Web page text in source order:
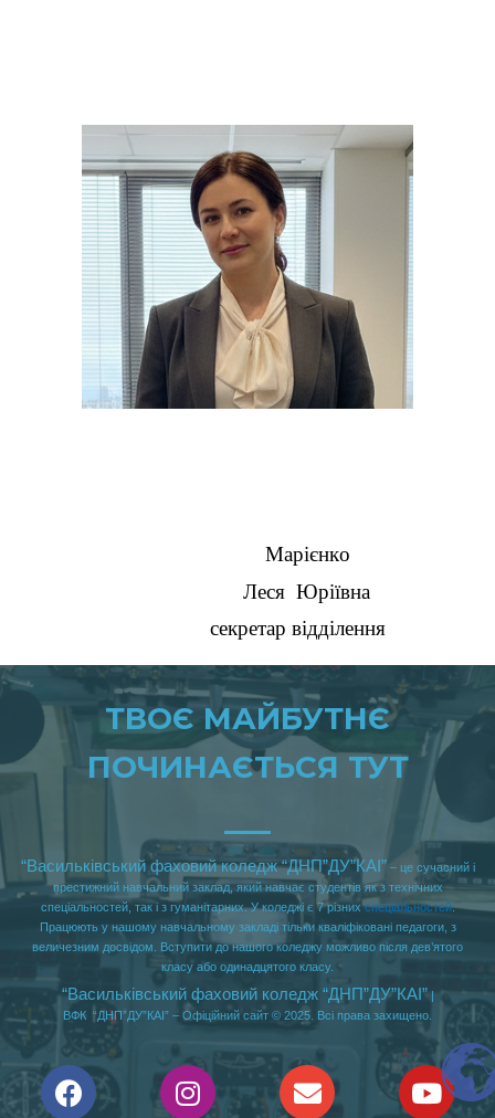
Марієнко
Леся Юріївна
секретар відділення
ТВОЄ МАЙБУТНЄ
ПОЧИНАЄТЬСЯ ТУТ
“Васильківський фаховийколедж “ДНП”ДУ”КАІ” – це сучасний і
престижний навчальний заклад, який навчає студентів як з технічних
спеціальностей, так і з гуманітарних. У коледжі є 7 різнихспеціальностей.
Працюють у нашому навчальному закладі тільки кваліфіковані педагоги, з
величезним досвідом. Вступити до нашого коледжу можливо після дев’ятого
класу або одинадцятого класу.
“Васильківський фаховий коледж “ДНП”ДУ”КАІ”|
ВФК “ДНП”ДУ”КАІ” – Офіційний сайт © 2025. Всі права захищено.